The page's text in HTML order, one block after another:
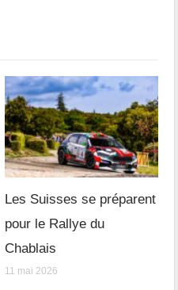
Les Suisses se préparent
pour le Rallye du
Chablais
11 mai 2026